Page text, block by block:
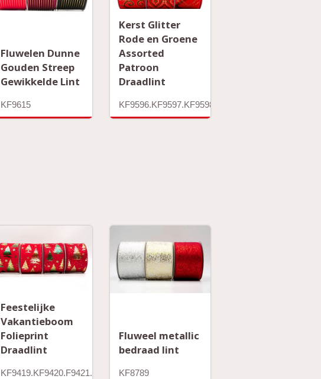
Fluwelen Dunne
Gouden Streep
Gewikkelde Lint
KF9615
Kerst Glitter
Rode en Groene
Assorted
Patroon
Draadlint
Feestelijke
Vakantieboom
Folieprint
Draadlint
KF9419.KF9420.F9421.KF9422.KF9423.KF9424
Fluweel metallic
bedraad lint
KF8789